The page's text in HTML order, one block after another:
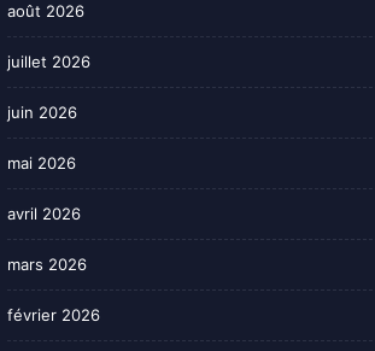
août 2026
juillet 2026
juin 2026
mai 2026
avril 2026
mars 2026
février 2026